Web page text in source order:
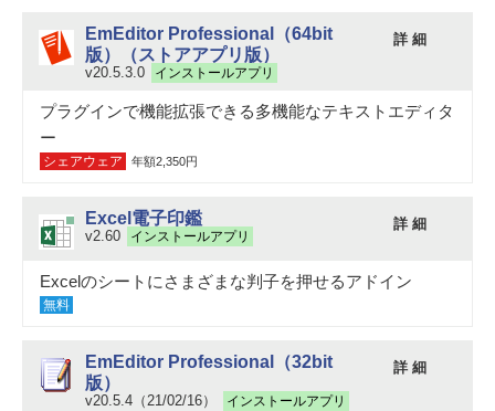
EmEditor Professional（64bit
版）（ストアアプリ版）
v20.5.3.0 インストールアプリ
詳 細
プラグインで機能拡張できる多機能なテキストエディタ
ー
シェアウェア 年額2,350円
Excel電子印鑑
v2.60 インストールアプリ
詳 細
Excelのシートにさまざまな判子を押せるアドイン
無料
EmEditor Professional（32bit
版）
v20.5.4（21/02/16） インストールアプリ
詳 細